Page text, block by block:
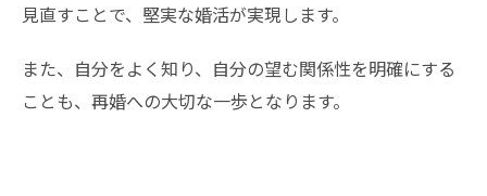
見直すことで、堅実な婚活が実現します。
また、自分をよく知り、自分の望む関係性を明確にする
ことも、再婚への大切な一歩となります。